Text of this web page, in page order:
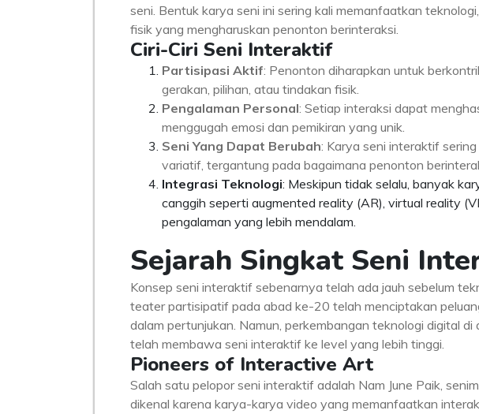
seni. Bentuk karya seni ini sering kali memanfaatkan
fisik yang mengharuskan penonton berinteraksi.
Ciri-Ciri Seni Interaktif
Partisipasi Aktif: Penonton diharapkan untuk
gerakan, pilihan, atau tindakan fisik.
Pengalaman Personal: Setiap interaksi dapat
menggugah emosi dan pemikiran yang unik.
Seni Yang Dapat Berubah: Karya seni interaktif
variatif, tergantung pada bagaimana penonton
Integrasi Teknologi: Meskipun tidak selalu, banyak
canggih seperti augmented reality (AR), virtual reality
pengalaman yang lebih mendalam.
Sejarah Singkat Seni
Konsep seni interaktif sebenarnya telah ada jauh sebelum
teater partisipatif pada abad ke-20 telah menciptakan
dalam pertunjukan. Namun, perkembangan teknologi digital
telah membawa seni interaktif ke level yang lebih tinggi.
Pioneers of Interactive Art
Salah satu pelopor seni interaktif adalah Nam June Paik,
dikenal karena karya-karya video yang memanfaatkan